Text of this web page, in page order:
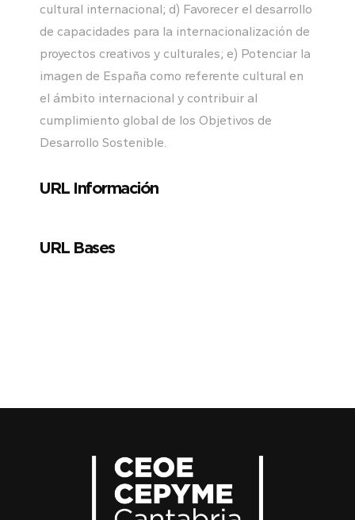
cultural internacional; d) Favorecer el desarrollo
de capacidades para la internacionalización de
proyectos creativos y culturales; e) Potenciar la
imagen de España como referente cultural en
el ámbito internacional y contribuir al
cumplimiento global de los Objetivos de
Desarrollo Sostenible.
URL Información
URL Bases